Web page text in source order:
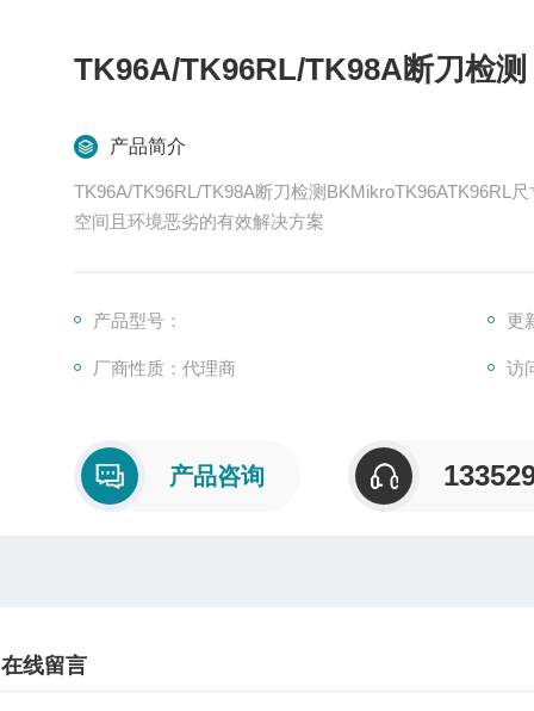
TK96A/TK96RL/TK98A断刀检测
产品简介
TK96A/TK96RL/TK98A断刀检测BKMikroTK96ATK96RL
空间且环境恶劣的有效解决方案
产品型号： 更
厂商性质：代理商 访
产品咨询
在线留言